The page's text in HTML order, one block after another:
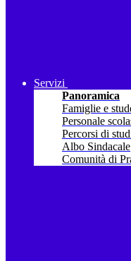
Servizi
Panoramica
Famiglie e
Personale
Percorsi di
Albo Sindacale
Comunità di